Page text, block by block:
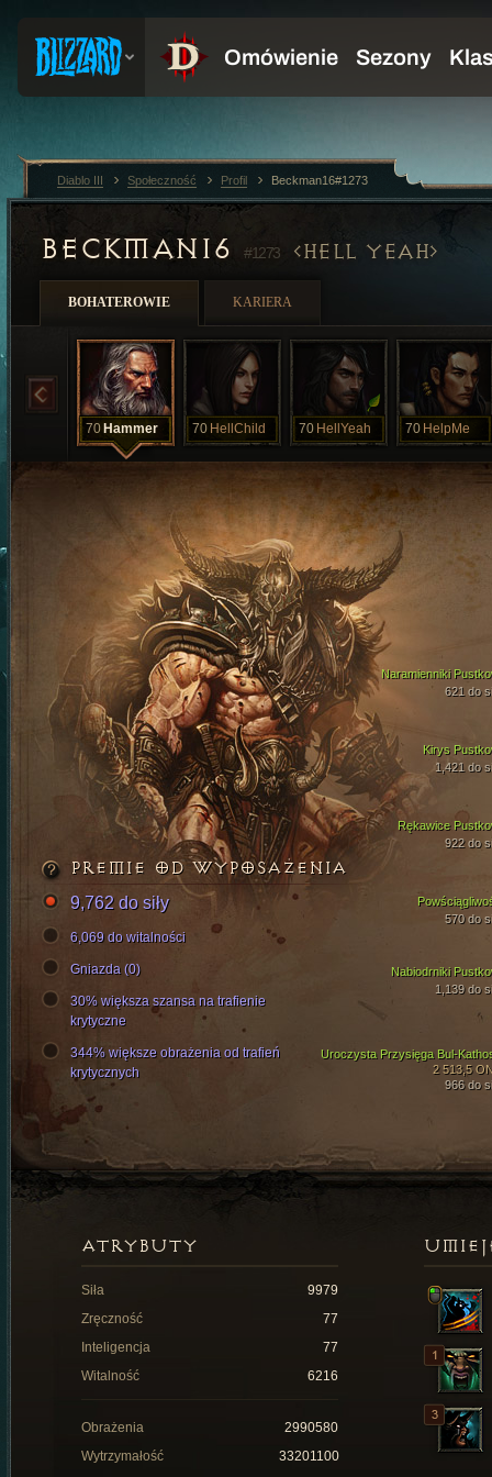
BECKMAN16 #1273 HELL YEAH
BOHATEROWIE KARIERA
70 Hammer 70 HellChild 70 HellYeah 70 HelpMe
Kirys
1,421 do
Rękawice
922 do
Naramienniki
621 do
Nabiodrniki
1,139 do
Uroczysta Przysięga Bul-
2 513,5
966 do
570 do
PREMIE OD WYPOSAŻENIA
9,762 do siły
6,069 do witalności
Gniazda (0)
30% większa szansa na trafienie
krytyczne
344% większe obrażenia od trafień
krytycznych
ATRYBUTY
Siła
9979
Zręczność
77
Inteligencja
77
Witalność
6216
Obrażenia
2990580
Wytrzymałość
33201100
Diablo III Społeczność Profil Beckman16#1273